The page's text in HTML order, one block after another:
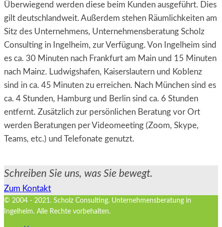
Überwiegend werden diese beim Kunden ausgeführt. Dies
gilt deutschlandweit. Außerdem stehen Räumlichkeiten am
Sitz des Unternehmens, Unternehmensberatung Scholz
Consulting in Ingelheim, zur Verfügung. Von Ingelheim sind
es ca. 30 Minuten nach Frankfurt am Main und 15 Minuten
nach Mainz. Ludwigshafen, Kaiserslautern und Koblenz
sind in ca. 45 Minuten zu erreichen. Nach München sind es
ca. 4 Stunden, Hamburg und Berlin sind ca. 6 Stunden
entfernt. Zusätzlich zur persönlichen Beratung vor Ort
werden Beratungen per Videomeeting (Zoom, Skype,
Teams, etc.) und Telefonate genutzt.
Schreiben Sie uns, was Sie bewegt.
Zum Kontakt
© 2004 - 2021. Scholz Consulting. Unternehmensberatung in
Ingelheim. Alle Rechte vorbehalten.